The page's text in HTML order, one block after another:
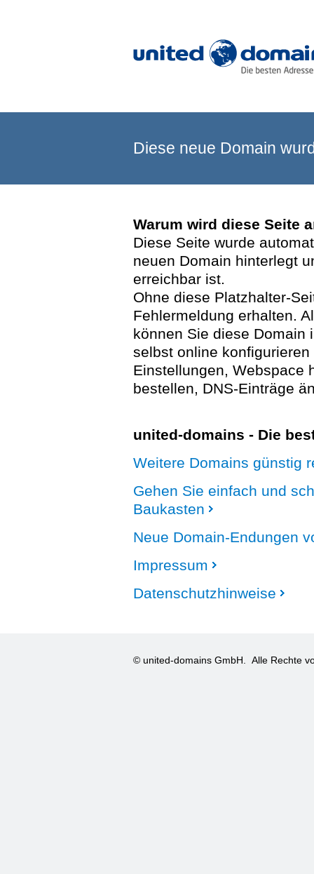
Diese neue Domain
Warum wird diese Seite
Diese Seite wurde
neuen Domain hinterlegt
erreichbar ist.
Ohne diese Platzhalter-
Fehlermeldung erhalten.
können Sie diese Domain
selbst online
Einstellungen, Webspace
bestellen, DNS-Einträge
united-domains - Die
Weitere Domains günstig
Gehen Sie einfach und
Baukasten
Neue Domain-Endungen
Impressum
Datenschutzhinweise
© united-domains GmbH. Alle Rechte